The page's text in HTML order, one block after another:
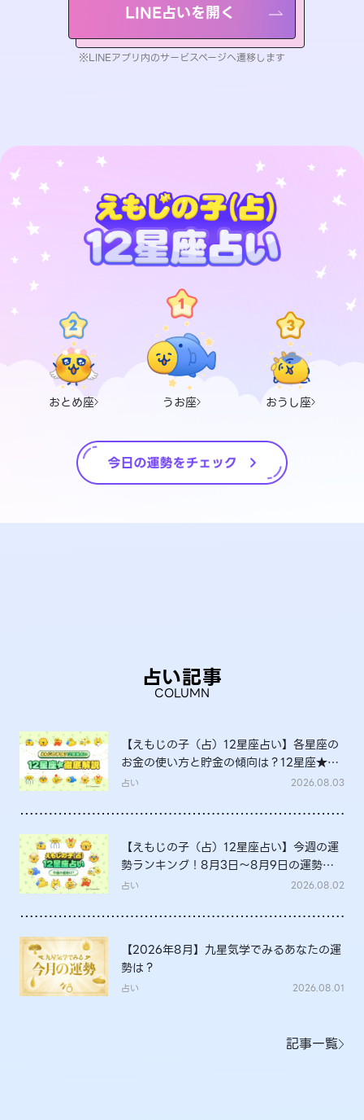
LINE占いを開く
※LINEアプリ内のサービスページへ遷移します
おとめ座 うお座 おうし座
占い記事
COLUMN
【えもじの子（占）12星座占い】各星座の
お金の使い方と貯金の傾向は？12星座★徹
底解説
占い 2026.08.03
【えもじの子（占）12星座占い】今週の運
勢ランキング！8月3日～8月9日の運勢
は？
占い 2026.08.02
【2026年8月】九星気学でみるあなたの運
勢は？
占い 2026.08.01
記事一覧